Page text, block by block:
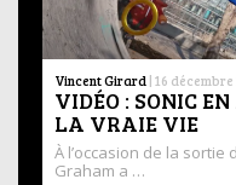
Vincent Girard | 16
VIDÉO : SONIC
LA VRAIE VIE
À l’occasion de la sortie
Graham a …